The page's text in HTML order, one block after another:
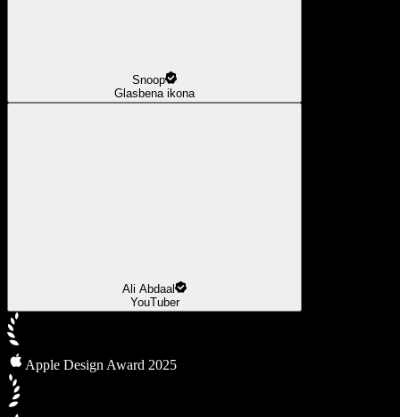
Snoop
Glasbena ikona
Ali Abdaal
YouTuber
Apple Design Award 2025